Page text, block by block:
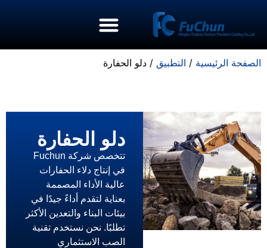
الصفحة الرئيسية / التطبيق / دلو الحفارة
دلو الحفارة
تتخصص شركة Fuchun
في إنتاج دلاء الحفارات
عالية الأداء المصممة
بعناية لتقدم أداءً جيدًا في
بيئات البناء والتعدين الأكثر
تطلبًا. نحن نستخدم تقنية
الصب الاستثماري